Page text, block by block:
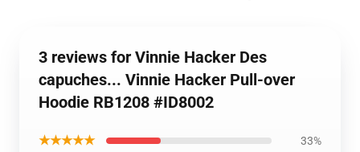
3 reviews for Vinnie Hacker Des
capuches... Vinnie Hacker Pull-over
Hoodie RB1208 #ID8002
★★★★★ 33%